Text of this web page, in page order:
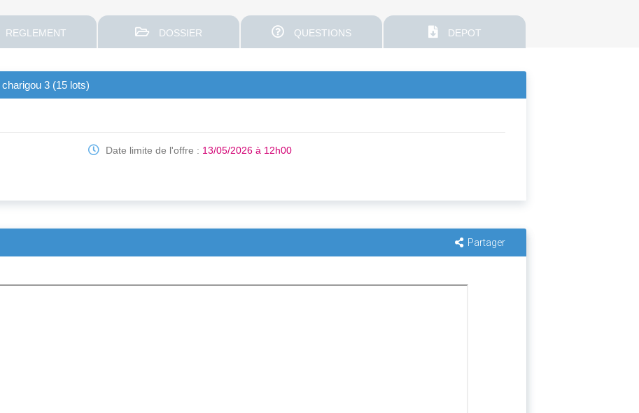
REGLEMENT DOSSIER QUESTIONS DEPOT
3 (15 lots)
Date limite de l'offre : 13/05/2026 à 12h00
Partager